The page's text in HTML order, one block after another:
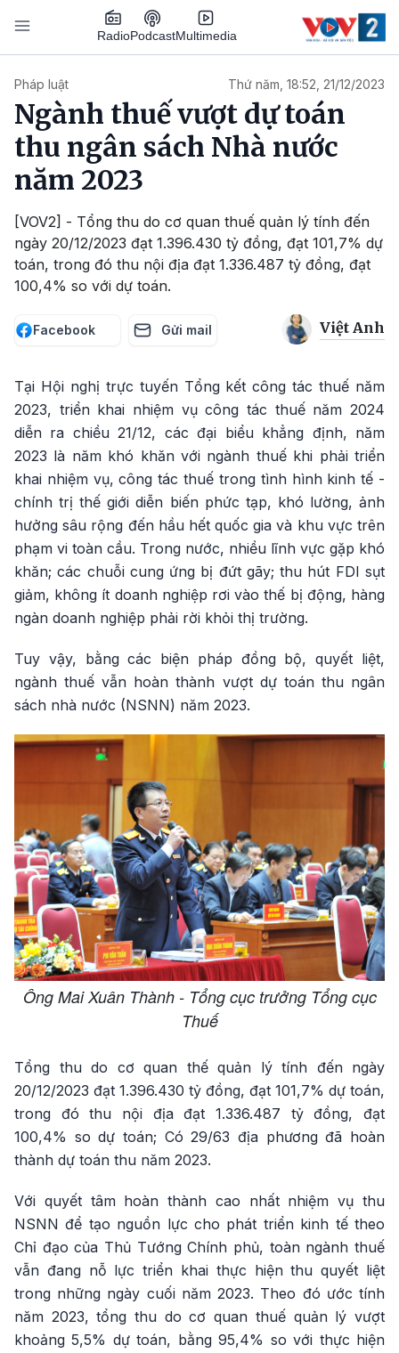
Nhảy đến nội dung
RadioPodcastMultimedia
Pháp luật Thứ năm, 18:52, 21/12/2023
Ngành thuế vượt dự toán
thu ngân sách Nhà nước
năm 2023
[VOV2] - Tổng thu do cơ quan thuế quản lý tính đến
ngày 20/12/2023 đạt 1.396.430 tỷ đồng, đạt 101,7% dự
toán, trong đó thu nội địa đạt 1.336.487 tỷ đồng, đạt
100,4% so với dự toán.
Facebook Gửi mail Việt Anh
Tại Hội nghị trực tuyến Tổng kết công tác thuế năm
2023, triển khai nhiệm vụ công tác thuế năm 2024
diễn ra chiều 21/12, các đại biểu khẳng định, năm
2023 là năm khó khăn với ngành thuế khi phải triển
khai nhiệm vụ, công tác thuế trong tình hình kinh tế -
chính trị thế giới diễn biến phức tạp, khó lường, ảnh
hưởng sâu rộng đến hầu hết quốc gia và khu vực trên
phạm vi toàn cầu. Trong nước, nhiều lĩnh vực gặp khó
khăn; các chuỗi cung ứng bị đứt gãy; thu hút FDI sụt
giảm, không ít doanh nghiệp rơi vào thế bị động, hàng
ngàn doanh nghiệp phải rời khỏi thị trường.
Tuy vậy, bằng các biện pháp đồng bộ, quyết liệt,
ngành thuế vẫn hoàn thành vượt dự toán thu ngân
sách nhà nước (NSNN) năm 2023.
Ông Mai Xuân Thành - Tổng cục trưởng Tổng cục
Thuế
Tổng thu do cơ quan thế quản lý tính đến ngày
20/12/2023 đạt 1.396.430 tỷ đồng, đạt 101,7% dự toán,
trong đó thu nội địa đạt 1.336.487 tỷ đồng, đạt
100,4% so dự toán; Có 29/63 địa phương đã hoàn
thành dự toán thu năm 2023.
Với quyết tâm hoàn thành cao nhất nhiệm vụ thu
NSNN để tạo nguồn lực cho phát triển kinh tế theo
Chỉ đạo của Thủ Tướng Chính phủ, toàn ngành thuế
vẫn đang nỗ lực triển khai thực hiện thu quyết liệt
trong những ngày cuối năm 2023. Theo đó ước tính
năm 2023, tổng thu do cơ quan thuế quản lý vượt
khoảng 5,5% dự toán, bằng 95,4% so với thực hiện